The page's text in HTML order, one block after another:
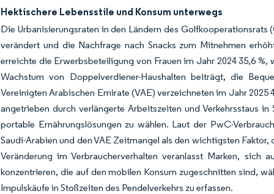
Hektischere Lebensstile und Konsum unterwegs
Die Urbanisierungsraten in den Ländern des
verändert und die Nachfrage nach Snacks zum Mitnehmen
erreichte die Erwerbsbeteiligung von Frauen im Jahr 2024 35,6
Wachstum von Doppelverdiener-Haushalten beiträgt, die
Vereinigten Arabischen Emirate (VAE) verzeichneten im Jahr
angetrieben durch verlängerte Arbeitszeiten und Verkehrsstaus
portable Ernährungslösungen zu wählen. Laut der PwC-
Saudi-Arabien und den VAE Zeitmangel als den wichtigsten
Veränderung im Verbraucherverhalten veranlasst Marken, sich
konzentrieren, die auf den mobilen Konsum zugeschnitten sind,
Impulskäufe in Stoßzeiten des Pendelverkehrs zu erfassen.